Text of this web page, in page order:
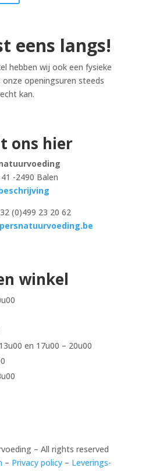
eens langs!
hebben wij ook een fysieke
openingsuren steeds
kan.
ons hier
-2490 Balen
(0)499 23 20 62
winkel
en 17u00 – 20u00
– All rights reserved
– Privacy policy – Leverings-